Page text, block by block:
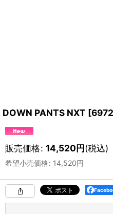
DOWN PANTS NXT [
販売価格: 14,520円(税込)
希望小売価格: 14,520円